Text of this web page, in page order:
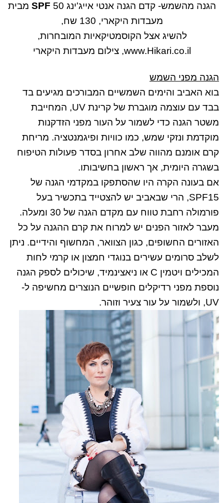
הגנה מהשמש- קדם הגנה אנטי אייג'ינג 50 SPF מבית
מעבדות היקארי, 130 שח,
להשיג אצל הקוסמטיקאיות המובחרות,
www.Hikari.co.il, צילום מעבדות היקארי
הגנה מפני השמש
בוא האביב והימים השמשיים המבורכים מגיעים בד
בבד עם עוצמה מוגברת של קרינת UV, המחייבת
משטר הגנה כדי לשמור על העור מפני הזדקנות
מוקדמת ונזקי שמש, כמו כוויות ופיגמנטציה. מריחת
קרם אומנם מהווה שלב אחרון בסדר פעולות הטיפוח
בשגרה היומית, אך ראשון בחשיבותו.
אם בעונה הקרה היו שהסתפקו במקדמי הגנה של
SPF15, הרי שבאביב יש להצטייד בתכשיר בעל
פורמולה רחבת טווח עם מקדם הגנה של 30 ומעלה.
מעבר לאזור הפנים יש למרוח את קרם ההגנה על כל
האזורים החשופים, כגון הצוואר, המחשוף והידיים. ניתן
לשלב סרומים עשירים בנוגדי חמצון או קרמי לחות
המכילים ויטמין C או ניאצינמיד, שיכולים לספק הגנה
נוספת מפני רדיקלים חופשיים הנוצרים מחשיפה ל-
UV, ולשמור על עור צעיר וזוהר.